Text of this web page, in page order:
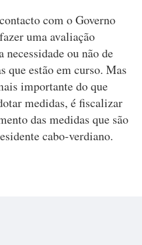
com o Governo
uma avaliação
necessidade ou não de
que estão em curso. Mas
importante do que
medidas, é fiscalizar
das medidas que são
cabo-verdiano.